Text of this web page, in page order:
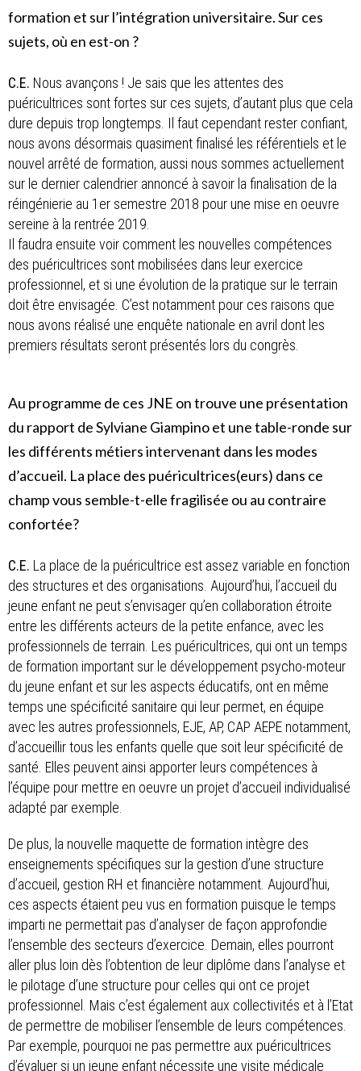
formation et sur l’intégration universitaire. Sur ces
sujets, où en est-on ?
C.E. Nous avançons ! Je sais que les attentes des
puéricultrices sont fortes sur ces sujets, d’autant plus que cela
dure depuis trop longtemps. Il faut cependant rester confiant,
nous avons désormais quasiment finalisé les référentiels et le
nouvel arrêté de formation, aussi nous sommes actuellement
sur le dernier calendrier annoncé à savoir la finalisation de la
réingénierie au 1er semestre 2018 pour une mise en oeuvre
sereine à la rentrée 2019.
Il faudra ensuite voir comment les nouvelles compétences
des puéricultrices sont mobilisées dans leur exercice
professionnel, et si une évolution de la pratique sur le terrain
doit être envisagée. C’est notamment pour ces raisons que
nous avons réalisé une enquête nationale en avril dont les
premiers résultats seront présentés lors du congrès.
Au programme de ces JNE on trouve une présentation
du rapport de Sylviane Giampino et une table-ronde sur
les différents métiers intervenant dans les modes
d’accueil. La place des puéricultrices(eurs) dans ce
champ vous semble-t-elle fragilisée ou au contraire
confortée?
C.E. La place de la puéricultrice est assez variable en fonction
des structures et des organisations. Aujourd’hui, l’accueil du
jeune enfant ne peut s’envisager qu’en collaboration étroite
entre les différents acteurs de la petite enfance, avec les
professionnels de terrain. Les puéricultrices, qui ont un temps
de formation important sur le développement psycho-moteur
du jeune enfant et sur les aspects éducatifs, ont en même
temps une spécificité sanitaire qui leur permet, en équipe
avec les autres professionnels, EJE, AP, CAP AEPE notamment,
d’accueillir tous les enfants quelle que soit leur spécificité de
santé. Elles peuvent ainsi apporter leurs compétences à
l’équipe pour mettre en oeuvre un projet d’accueil individualisé
adapté par exemple.
De plus, la nouvelle maquette de formation intègre des
enseignements spécifiques sur la gestion d’une structure
d’accueil, gestion RH et financière notamment. Aujourd’hui,
ces aspects étaient peu vus en formation puisque le temps
imparti ne permettait pas d’analyser de façon approfondie
l’ensemble des secteurs d’exercice. Demain, elles pourront
aller plus loin dès l’obtention de leur diplôme dans l’analyse et
le pilotage d’une structure pour celles qui ont ce projet
professionnel. Mais c’est également aux collectivités et à l’Etat
de permettre de mobiliser l’ensemble de leurs compétences.
Par exemple, pourquoi ne pas permettre aux puéricultrices
d’évaluer si un jeune enfant nécessite une visite médicale